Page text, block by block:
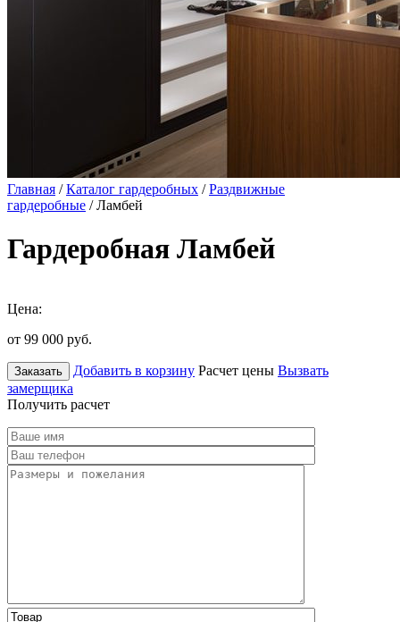
Главная /Каталог гардеробных /Раздвижные
гардеробные / Ламбей
Гардеробная Ламбей
Цена:
от 99 000 руб.
Заказать Добавить в корзину Расчет цены Вызвать
замерщика
Получить расчет